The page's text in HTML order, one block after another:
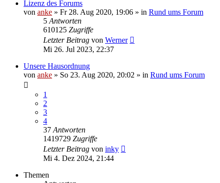
Lizenz des Forums
von anke » Fr 28. Aug 2020, 19:06 » in Rund ums Forum
5 Antworten
610125 Zugriffe
Letzter Beitrag von Werner
Mi 26. Jul 2023, 22:37
Unsere Hausordnung
von anke » So 23. Aug 2020, 20:02 » in Rund ums Forum
1
2
3
4
37 Antworten
1419729 Zugriffe
Letzter Beitrag von inky
Mi 4. Dez 2024, 21:44
Themen